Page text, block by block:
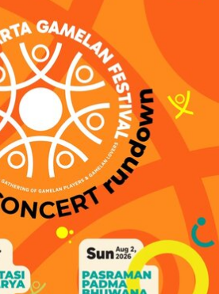
politik dan sosial untuk
perubahan ke arah tatanan
Kepala Desa Panggungharjo.
yang berangkat dari Desa,
para narasumber dari berbagai
menjadi visi bersama,
yang sudah dari dulu
pemerintahan di Jakarta. Jadi,
menjadi target adalah Visi Misi
lebih implementatif dan
kebijakan desa, serta
tahapan-tahapan yang bisa
Pemerintah Desa dalam
pembangunan desa.